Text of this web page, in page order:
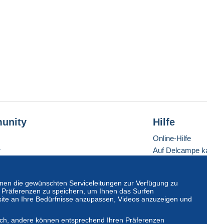
die gewünschten Serviceleitungen zur Verfügung zu
zu speichern, um Ihnen das Surfen
an Ihre Bedürfnisse anzupassen, Videos anzuzeigen und
andere können entsprechend Ihren Präferenzen
Hilfe
Online-Hilfe
Auf Delcampe
Eine sichere